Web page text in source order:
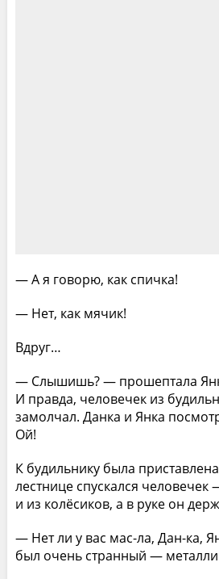
— А я говорю, как спичка!
— Нет, как мячик!
Вдруг…
— Слышишь? — прошептала
И правда, человечек из
замолчал. Данка и Янка
Ой!
К будильнику была
лестнице спускался
и из колёсиков, а в руке он
— Нет ли у вас мас-ла, Дан-ка,
был очень странный —